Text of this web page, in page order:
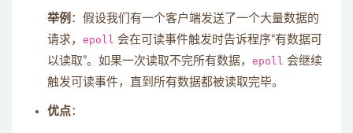
举例 ：假设我们有一个客户端发送了一个大量数据的
请求， epoll 会在可读事件触发时告诉程序“有数据可
以读取”。如果一次读取不完所有数据， epoll 会继续
触发可读事件，直到所有数据都被读取完毕。
优点：